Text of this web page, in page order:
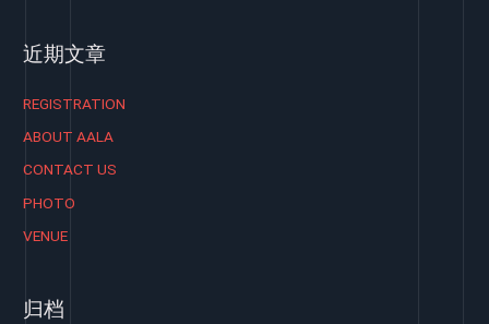
近期文章
REGISTRATION
ABOUT AALA
CONTACT US
PHOTO
VENUE
归档